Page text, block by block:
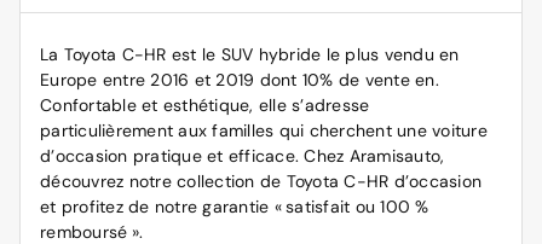
La Toyota C-HR est le SUV hybride le plus vendu en
Europe entre 2016 et 2019 dont 10% de vente en.
Confortable et esthétique, elle s’adresse
particulièrement aux familles qui cherchent une voiture
d’occasion pratique et efficace. Chez Aramisauto,
découvrez notre collection de Toyota C-HR d’occasion
et profitez de notre garantie « satisfait ou 100 %
remboursé ».